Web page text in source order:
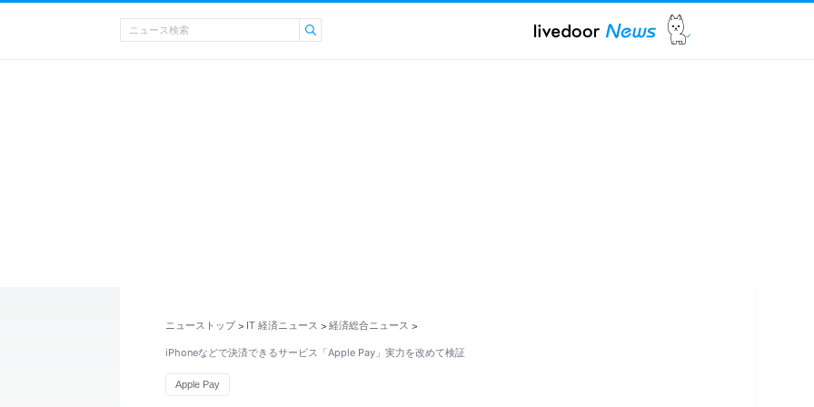
ニューストップ > IT 経済ニュース > 経済総合ニュース >
iPhoneなどで決済できるサービス「Apple Pay」実力を改めて検証
Apple Pay